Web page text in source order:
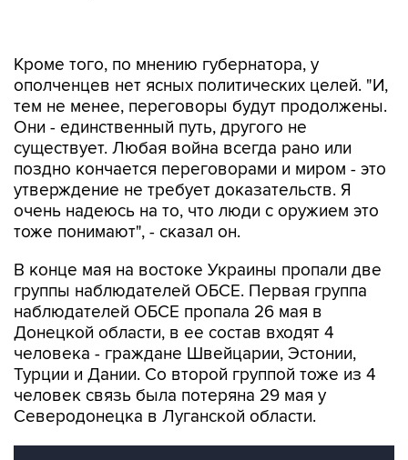
Кроме того, по мнению губернатора, у
ополченцев нет ясных политических целей. "И,
тем не менее, переговоры будут продолжены.
Они - единственный путь, другого не
существует. Любая война всегда рано или
поздно кончается переговорами и миром - это
утверждение не требует доказательств. Я
очень надеюсь на то, что люди с оружием это
тоже понимают", - сказал он.
В конце мая на востоке Украины пропали две
группы наблюдателей ОБСЕ. Первая группа
наблюдателей ОБСЕ пропала 26 мая в
Донецкой области, в ее состав входят 4
человека - граждане Швейцарии, Эстонии,
Турции и Дании. Со второй группой тоже из 4
человек связь была потеряна 29 мая у
Северодонецка в Луганской области.